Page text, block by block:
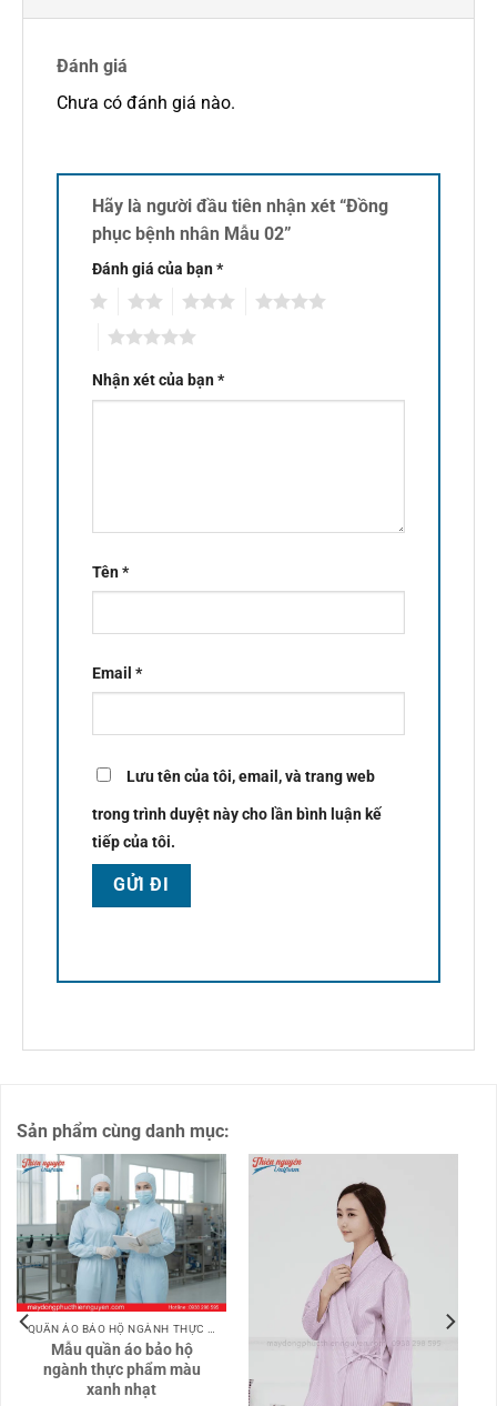
Đánh giá
Chưa có đánh giá nào.
Hãy là người đầu tiên nhận xét “Đồng
phục bệnh nhân Mẫu 02”
Đánh giá của bạn*
Nhận xét của bạn*
Tên*
Email *
Lưu tên của tôi, email, và trang web
trong trình duyệt này cho lần bình luận kế
tiếp của tôi.
Sản phẩm cùng danh mục:
QUẦN ÁO BẢO HỘ NGÀNH THỰC PHẨM
Mẫu quần áo bảo hộ
ngành thực phẩm màu
xanh nhạt